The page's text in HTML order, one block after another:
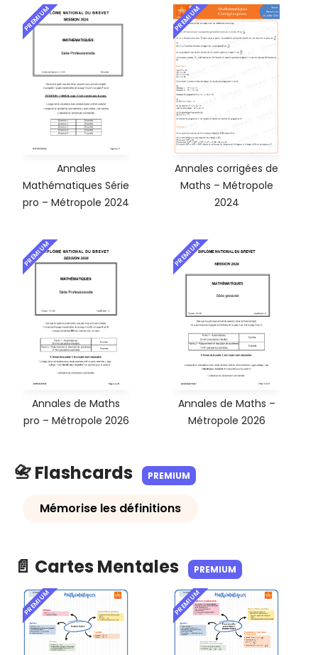
PREMIUM
Annales
Mathématiques Série
pro – Métropole 2024
PREMIUM
Annales corrigées de
Maths – Métropole
2024
PREMIUM
Annales de Maths
pro – Métropole 2026
PREMIUM
Annales de Maths –
Métropole 2026
📇 Flashcards PREMIUM
Mémorise les définitions
📄 Cartes Mentales PREMIUM
PREMIUM PREMIUM